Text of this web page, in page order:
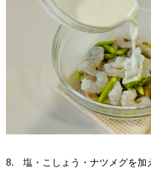
8. 塩・こしょう・ナツメグを加